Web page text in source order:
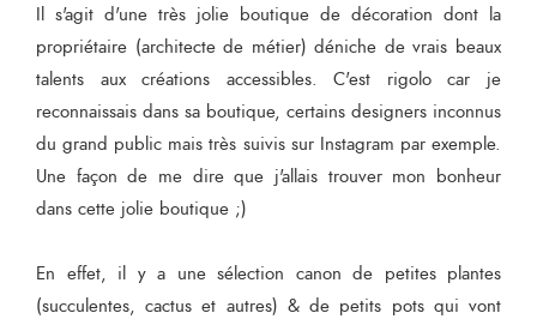
Il s'agit d'une très jolie boutique de décoration dont la
propriétaire (architecte de métier) déniche de vrais beaux
talents aux créations accessibles. C'est rigolo car je
reconnaissais dans sa boutique, certains designers inconnus
du grand public mais très suivis sur Instagram par exemple.
Une façon de me dire que j'allais trouver mon bonheur
dans cette jolie boutique ;)
En effet, il y a une sélection canon de petites plantes
(succulentes, cactus et autres) & de petits pots qui vont